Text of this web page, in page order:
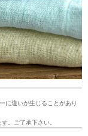
に違いが生じることがあり
。ご了承下さい。